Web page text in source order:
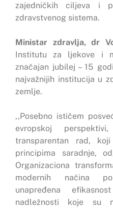
zajedničkih ciljeva i
zdravstvenog sistema.
Ministar zdravlja, dr
Institutu za ljekove i
značajan jubilej – 15
najvažnijih institucija u
zemlje.
,,Posebno ističem
evropskoj
transparentan rad,
principima saradnje,
Organizaciona
modernih načina
unapređena
nadležnosti koje su